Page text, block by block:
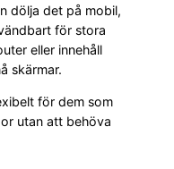
dölja det på mobil,
för stora
eller innehåll
skärmar.
för dem som
utan att behöva